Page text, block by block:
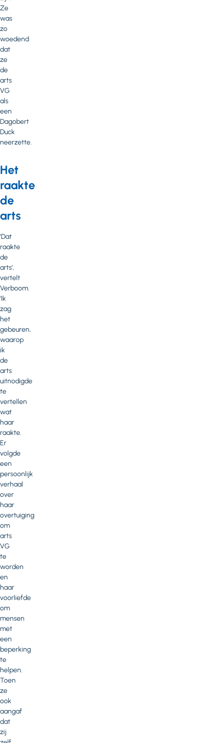
Ze
was
zo
woedend
dat
ze
de
arts
VG
als
een
Dagobert
Duck
neerzette.
Het
raakte
de
arts
'Dat
raakte
de
arts’,
vertelt
Verboom.
'Ik
zag
het
gebeuren,
waarop
ik
de
arts
uitnodigde
te
vertellen
wat
haar
raakte.
Er
volgde
een
persoonlijk
verhaal
over
haar
overtuiging
om
arts
VG
te
worden
en
haar
voorliefde
om
mensen
met
een
beperking
te
helpen.
Toen
ze
ook
aangaf
dat
zij